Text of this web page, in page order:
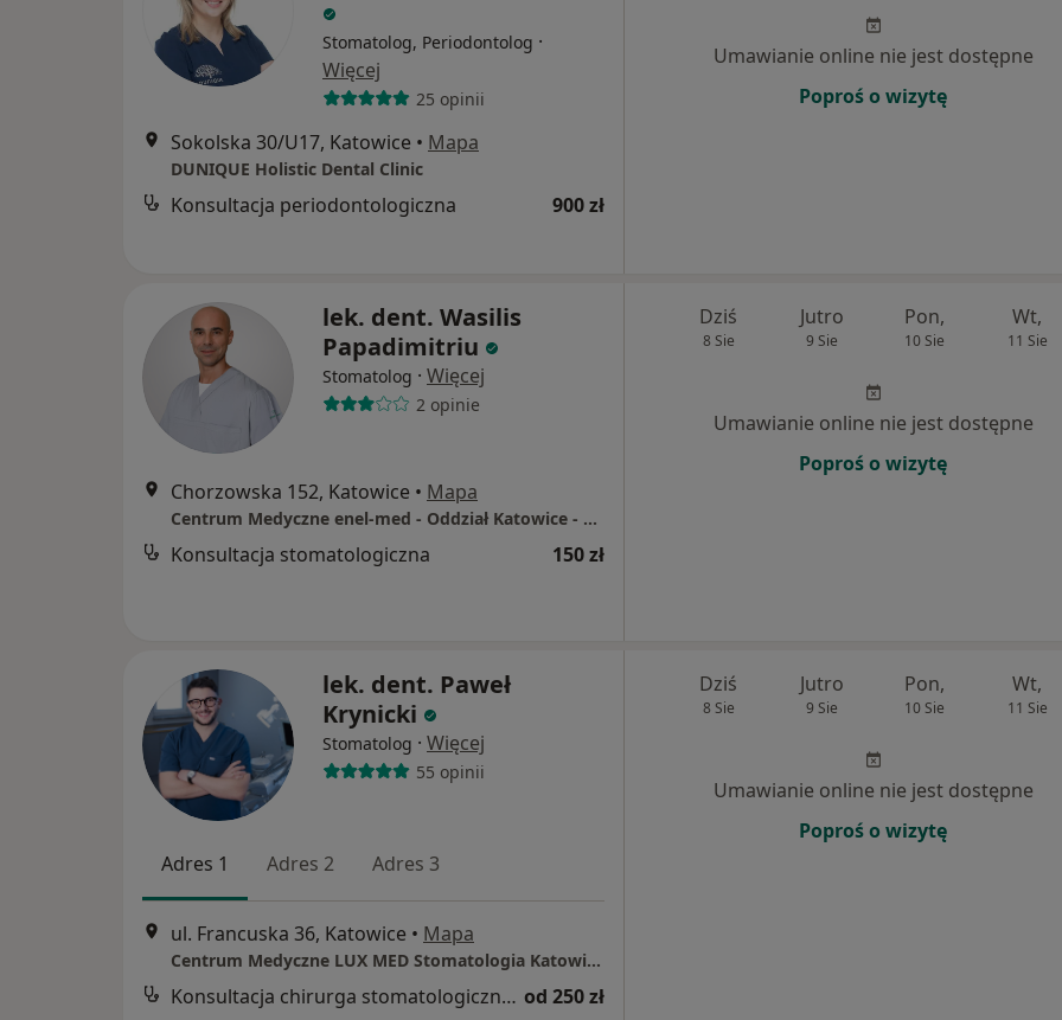
Stomatolog, Periodontolog ·
Więcej
25 opinii
Sokolska 30/U17, Katowice • Mapa
DUNIQUE Holistic Dental Clinic
Konsultacja periodontologiczna 900 zł
Umawianie online nie jest dostępne
Poproś o wizytę
lek. dent. Wasilis
Papadimitriu
Stomatolog · Więcej
2 opinie
Chorzowska 152, Katowice • Mapa
Centrum Medyczne enel-med - Oddział Katowice - Chorzowska
Konsultacja stomatologiczna 150 zł
Dziś
8 Sie
Jutro
9 Sie
Pon,
10 Sie
Wt,
11 Sie
Umawianie online nie jest dostępne
Poproś o wizytę
lek. dent. Paweł
Krynicki
Stomatolog · Więcej
55 opinii
Adres 1 Adres 2 Adres 3
ul. Francuska 36, Katowice • Mapa
Centrum Medyczne LUX MED Stomatologia Katowice ul. Francuska 36
Konsultacja chirurga stomatologicznego od 250 zł
Dziś
8 Sie
Jutro
9 Sie
Pon,
10 Sie
Wt,
11 Sie
Umawianie online nie jest dostępne
Poproś o wizytę